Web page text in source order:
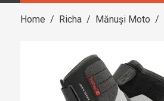
Home / Richa / Mănuși Moto /